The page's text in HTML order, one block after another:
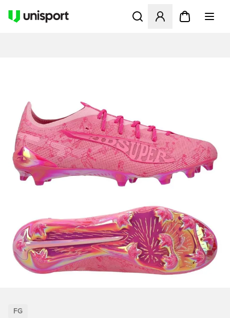
Öffnet ein Fenster zum
FG